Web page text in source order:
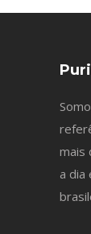
mais
a dia